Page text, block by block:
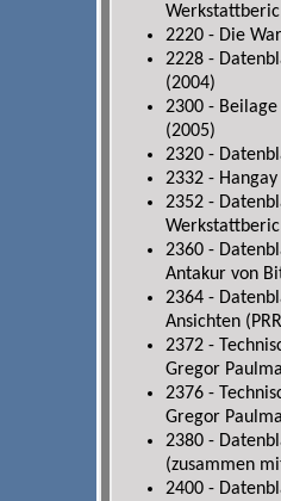
2220 - Die
2228 -
(2004)
2300 -
(2005)
2320 -
2332 -
2352 -
2360 -
Antakur von
2364 -
Ansichten
2372 -
Gregor
2376 -
Gregor
2380 -
(zusammen
2400 -